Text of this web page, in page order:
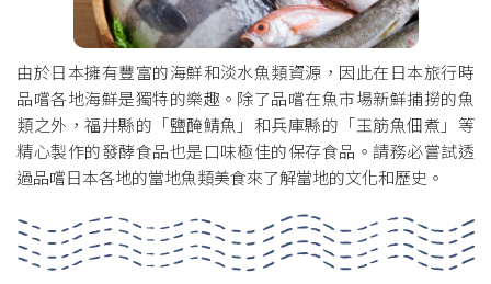
由於日本擁有豐富的海鮮和淡水魚類資源，因此在日本旅行時
品嚐各地海鮮是獨特的樂趣。除了品嚐在魚市場新鮮捕撈的魚
類之外，福井縣的「鹽醃鯖魚」和兵庫縣的「玉筋魚佃煮」等
精心製作的發酵食品也是口味極佳的保存食品。請務必嘗試透
過品嚐日本各地的當地魚類美食來了解當地的文化和歷史。